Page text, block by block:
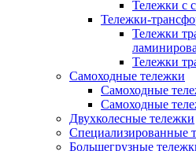
Тележки с
Тележки-
Тележки
Тележки
Самоходные тележки
Самоходные
Самоходные
Двухколесные тележки
Специализированные
Большегрузные